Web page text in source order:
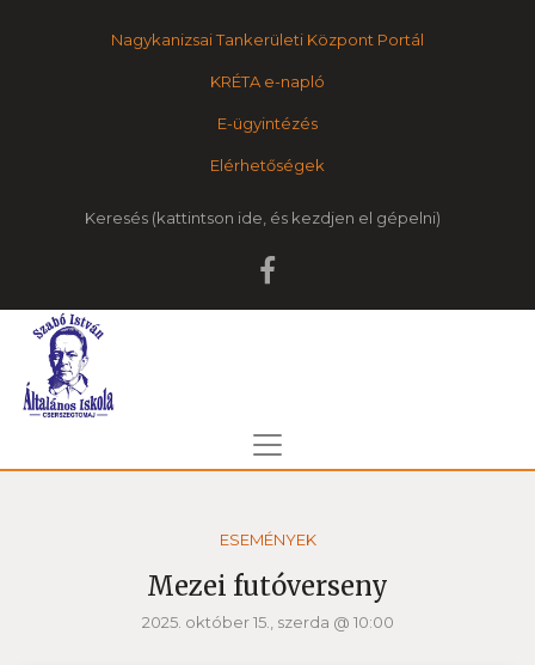
Nagykanizsai Tankerületi Központ Portál
KRÉTA e-napló
E-ügyintézés
Elérhetőségek
Keresés
ESEMÉNYEK
Mezei futóverseny
2025. október 15., szerda @ 10:00